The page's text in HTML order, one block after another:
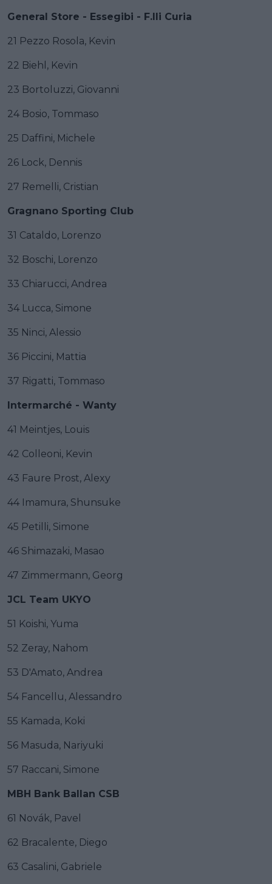
General Store - Essegibi - F.lli Curia
21 Pezzo Rosola, Kevin
22 Biehl, Kevin
23 Bortoluzzi, Giovanni
24 Bosio, Tommaso
25 Daffini, Michele
26 Lock, Dennis
27 Remelli, Cristian
Gragnano Sporting Club
31 Cataldo, Lorenzo
32 Boschi, Lorenzo
33 Chiarucci, Andrea
34 Lucca, Simone
35 Ninci, Alessio
36 Piccini, Mattia
37 Rigatti, Tommaso
Intermarché - Wanty
41 Meintjes, Louis
42 Colleoni, Kevin
43 Faure Prost, Alexy
44 Imamura, Shunsuke
45 Petilli, Simone
46 Shimazaki, Masao
47 Zimmermann, Georg
JCL Team UKYO
51 Koishi, Yuma
52 Zeray, Nahom
53 D'Amato, Andrea
54 Fancellu, Alessandro
55 Kamada, Koki
56 Masuda, Nariyuki
57 Raccani, Simone
MBH Bank Ballan CSB
61 Novák, Pavel
62 Bracalente, Diego
63 Casalini, Gabriele